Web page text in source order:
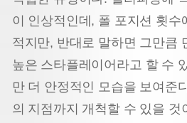
이 인상적인데, 폴 포지션 횟수
적지만, 반대로 말하면 그만큼
높은 스타플레이어라고 할 수
만 더 안정적인 모습을 보여준
의 지점까지 개척할 수 있을 것